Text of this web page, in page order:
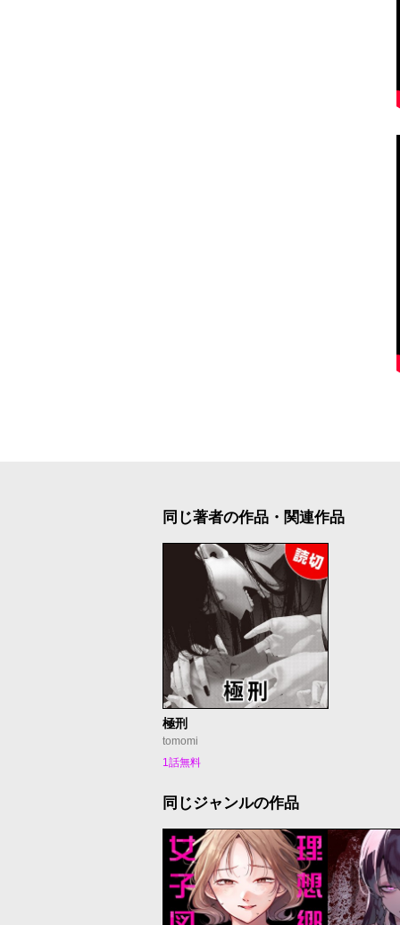
同じ著者の作品・関連作品
極刑
tomomi
1話無料
同じジャンルの作品